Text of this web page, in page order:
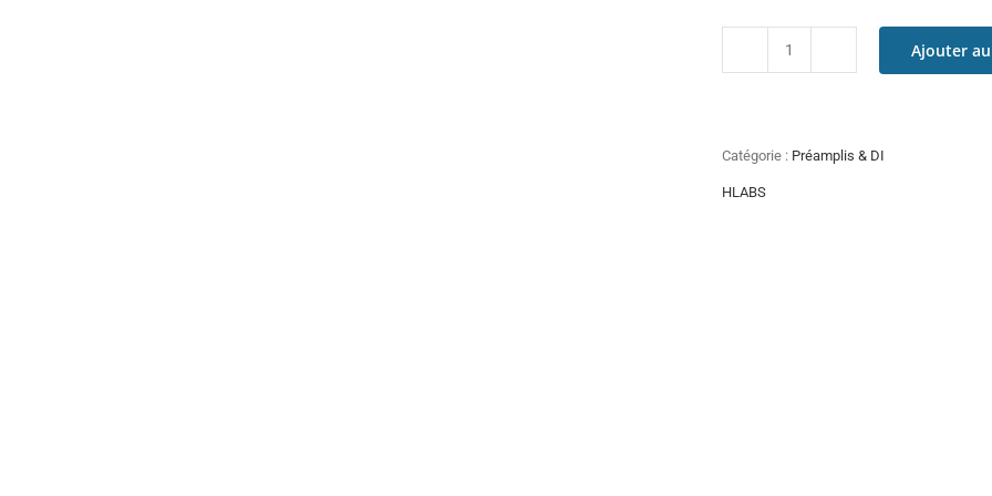
quantité
Ajouter
Catégorie : Préamplis & DI
HLABS